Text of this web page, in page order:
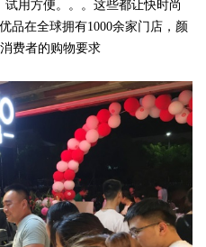
用方便。。。这些都让快时尚
品在全球拥有1000余家门店，颜
费者的购物要求